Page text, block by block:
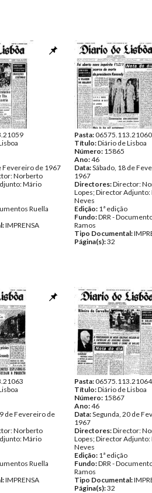
Fevereiro de 1967
Norberto
Mário
Ruella
IMPRENSA
Pasta:06575.113.21060
Título:Diário de Lisboa
Número: 15865
Ano:46
Data:Sábado, 18 de
1967
Directores:Director:
Lopes; Director
Neves
Edição: 1ª edição
Fundo:DRR -
Ramos
Tipo Documental:
Página(s):32
de Fevereiro de
Norberto
Mário
Ruella
IMPRENSA
Pasta:06575.113.21064
Título:Diário de Lisboa
Número: 15867
Ano:46
Data:Segunda, 20 de
1967
Directores:Director:
Lopes; Director
Neves
Edição: 1ª edição
Fundo:DRR -
Ramos
Tipo Documental:
Página(s):32